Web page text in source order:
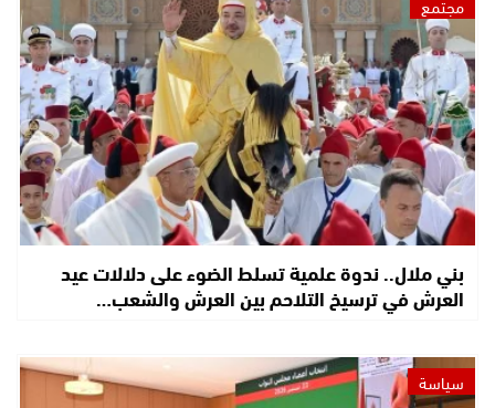
بني ملال.. ندوة علمية تسلط الضوء على دلالات عيد
العرش في ترسيخ التلاحم بين العرش والشعب…
سياسة